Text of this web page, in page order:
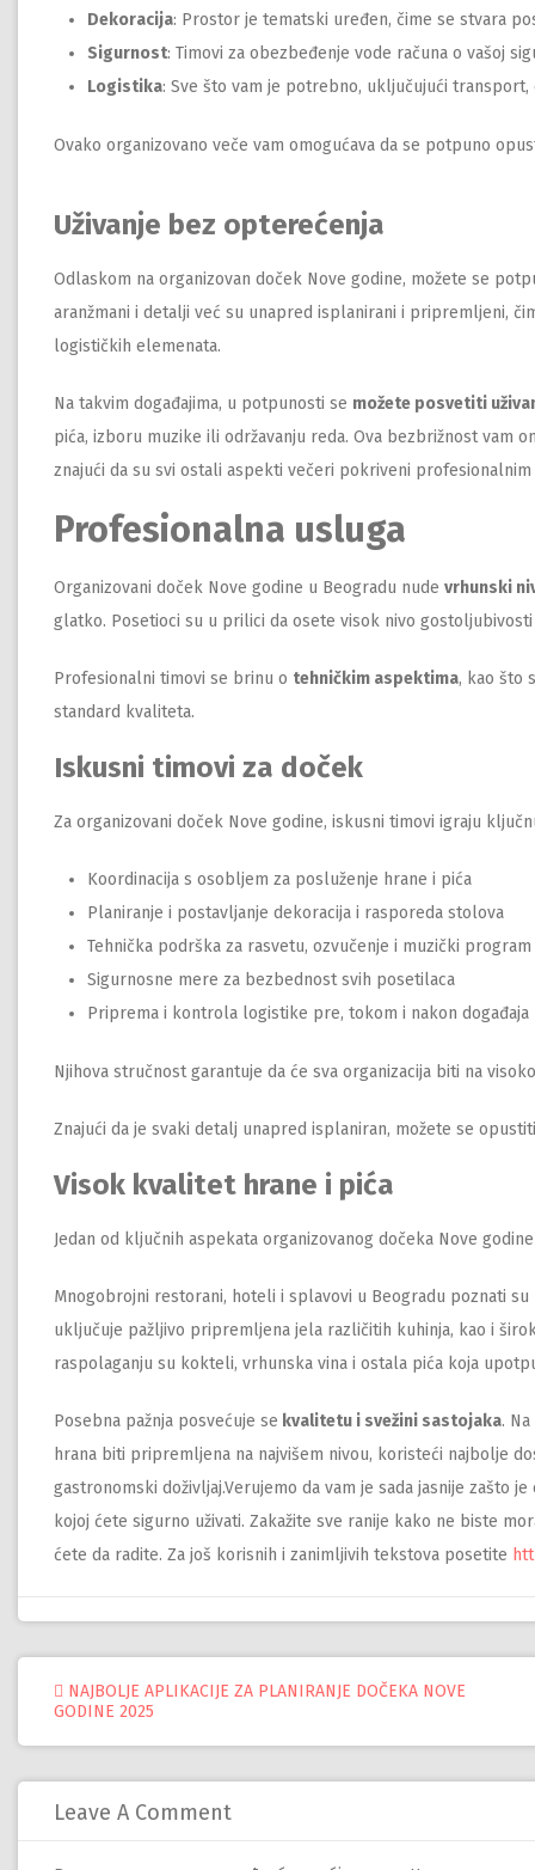
Dekoracija: Prostor je tematski uređen, čime se stvara
Sigurnost: Timovi za obezbeđenje vode računa o vašoj
Logistika: Sve što vam je potrebno, uključujući transport,
Ovako organizovano veče vam omogućava da se potpuno
Uživanje bez opterećenja
Odlaskom na organizovan doček Nove godine, možete se
aranžmani i detalji već su unapred isplanirani i pripremljeni,
logističkih elemenata.
Na takvim događajima, u potpunosti se možete posvetiti
pića, izboru muzike ili održavanju reda. Ova bezbrižnost vam
znajući da su svi ostali aspekti večeri pokriveni profesionalnim
Profesionalna usluga
Organizovani doček Nove godine u Beogradu nude vrhunski
glatko. Posetioci su u prilici da osete visok nivo
Profesionalni timovi se brinu o tehničkim aspektima, kao što
standard kvaliteta.
Iskusni timovi za doček
Za organizovani doček Nove godine, iskusni timovi igraju
Koordinacija s osobljem za posluženje hrane i pića
Planiranje i postavljanje dekoracija i rasporeda stolova
Tehnička podrška za rasvetu, ozvučenje i muzički program
Sigurnosne mere za bezbednost svih posetilaca
Priprema i kontrola logistike pre, tokom i nakon događaja
Njihova stručnost garantuje da će sva organizacija biti na
Znajući da je svaki detalj unapred isplaniran, možete se
Visok kvalitet hrane i pića
Jedan od ključnih aspekata organizovanog dočeka Nove
Mnogobrojni restorani, hoteli i splavovi u Beogradu poznati
uključuje pažljivo pripremljena jela različitih kuhinja, kao i
raspolaganju su kokteli, vrhunska vina i ostala pića koja
Posebna pažnja posvećuje se kvalitetu i svežini sastojaka.
hrana biti pripremljena na najvišem nivou, koristeći najbolje
gastronomski doživljaj.Verujemo da vam je sada jasnije zašto
kojoj ćete sigurno uživati. Zakažite sve ranije kako ne biste
ćete da radite. Za još korisnih i zanimljivih tekstova posetite
Управљање
NAJBOLJE APLIKACIJE ZA PLANIRANJE DOČEKA NOVE
GODINE 2025
Leave A Comment